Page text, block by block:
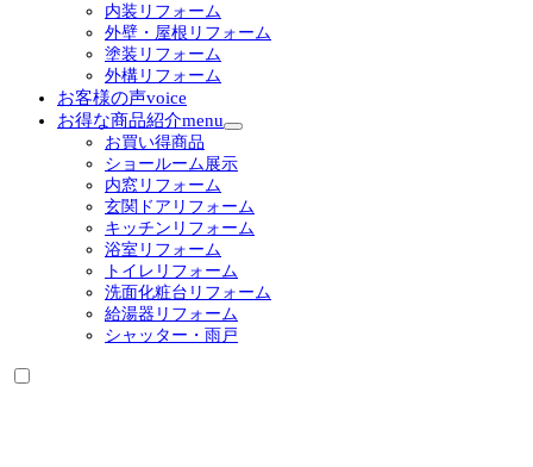
内装リフォーム
外壁・屋根リフォーム
塗装リフォーム
外構リフォーム
お客様の声voice
お得な商品紹介menu
サ
ブ
ニ
ュ
お買い得商品
ショールーム展示
内窓リフォーム
玄関ドアリフォーム
キッチンリフォーム
浴室リフォーム
トイレリフォーム
洗面化粧台リフォーム
給湯器リフォーム
シャッター・雨戸